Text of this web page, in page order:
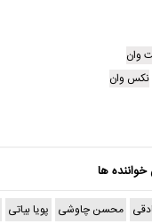
وان
نکس وان
خواننده ها
محسن چاوشی پویا بیاتی